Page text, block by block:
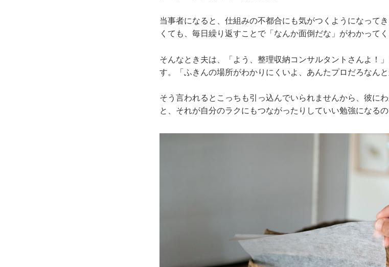
当事者になると、仕組みの不都合にも気がつくようになって
くても、毎日繰り返すことで「なんか面倒だな」がわかってく
そんなとき夫は、「よう、整理収納コンサルタントさんよ！
す。「ふきんの場所がわかりにくいよ、あんたプロだろなんと
そう言われるとこっちも引っ込んでいられませんから、彼に
と、それが自分のラクにもつながったりしていい勉強になるの